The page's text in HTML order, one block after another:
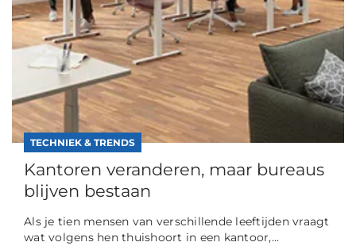
TECHNIEK & TRENDS
Kantoren veranderen, maar bureaus
blijven bestaan
Als je tien mensen van verschillende leeftijden vraagt
wat volgens hen thuishoort in een kantoor,...